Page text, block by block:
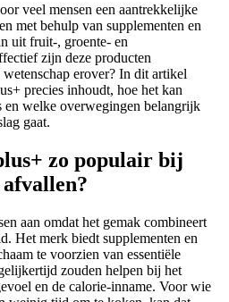
veel mensen een aantrekkelijke
met behulp van supplementen en
uit fruit-, groente- en
zijn deze producten
erover? In dit artikel
precies inhoudt, hoe het kan
en welke overwegingen belangrijk
gaat.
zo populair bij
aan omdat het gemak combineert
Het merk biedt supplementen en
te voorzien van essentiële
zouden helpen bij het
en de calorie-inname. Voor wie